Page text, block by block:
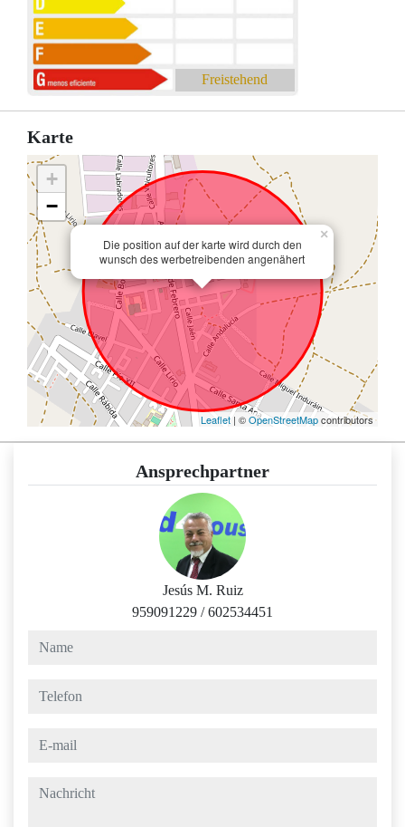
Freistehend
Karte
Die position auf der karte wird durch den
wunsch des werbetreibenden angenähert
×
+
−
Leaflet | ©OpenStreetMapcontributors
Ansprechpartner
Jesús M. Ruiz
959091229 /602534451
name
telefon
e-mail
nachricht